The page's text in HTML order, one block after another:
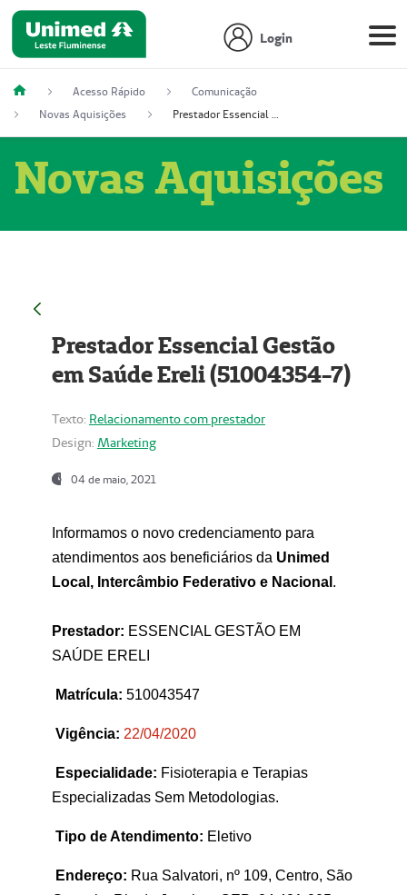
Login
Acesso Rápido
Comunicação
Novas Aquisições
Prestador Essencial Gestão em Saúde Ereli (51004354-7)
Novas Aquisições
Prestador Essencial Gestão
em Saúde Ereli (51004354-7)
Texto: Relacionamento com prestador
Design: Marketing
04 de maio, 2021
Informamos o novo credenciamento para
atendimentos aos beneficiários da Unimed
Local, Intercâmbio Federativo e Nacional .
Prestador: ESSENCIAL GESTÃO EM
SAÚDE ERELI
Matrícula: 510043547
Vigência: 22/04/2020
Especialidade: Fisioterapia e Terapias
Especializadas Sem Metodologias.
Tipo de Atendimento: Eletivo
Endereço: Rua Salvatori, nº 109, Centro, São